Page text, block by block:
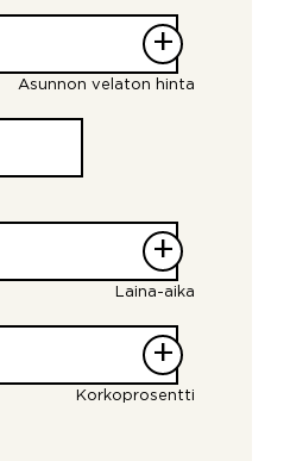
+
Asunnon velaton hinta
+
Laina-aika
+
Korkoprosentti